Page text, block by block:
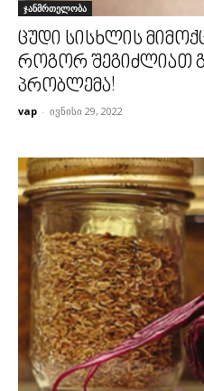
ჯანმრთელობა
ცუდი სისხლის
როგორ შეგიძლიათ
პრობლემა!
vap - ივნისი 29, 2022